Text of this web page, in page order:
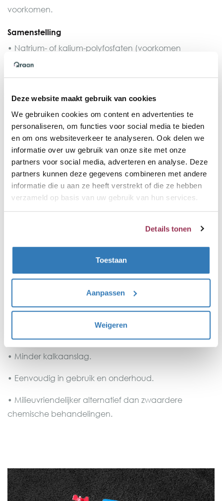
Deze website maakt gebruik van cookies
We gebruiken cookies om content en advertenties te
personaliseren, om functies voor social media te bieden
en om ons websiteverkeer te analyseren. Ook delen we
informatie over uw gebruik van onze site met onze
partners voor social media, adverteren en analyse. Deze
partners kunnen deze gegevens combineren met andere
informatie die u aan ze heeft verstrekt of die ze hebben
verzameld op basis van uw gebruik van hun services.
Details tonen
Toestaan
Aanpassen
Weigeren
voorkomen.
Samenstelling
• Natrium- of kalium-polyfosfaten (voorkomen
kalkafzetting).
corrosie).
Werking
•Tegen kalkaanslag: Polyfosfaten binden calcium en
magnesium in het water, waardoor deze niet
neerslaan als kalk.
•Tegen corrosie: Silicaten vormen een dun
beschermlaagje aan de binnenkant van leidingen,
waardoor metaal niet gemakkelijk oxideert (roest)
• CV-systemen.
Voordelen
• Minder kalkaanslag.
• Eenvoudig in gebruik en onderhoud.
• Milieuvriendelijker alternatief dan zwaardere
chemische behandelingen.